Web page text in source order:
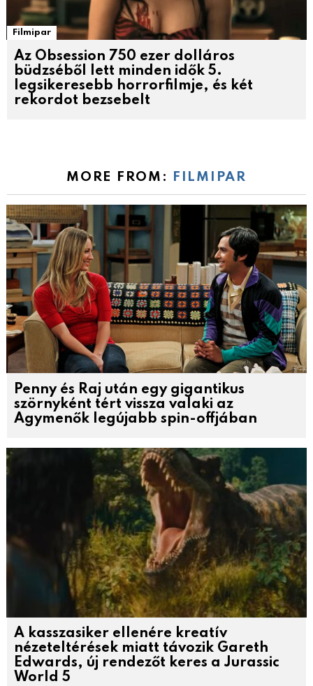
Filmipar
Az Obsession 750 ezer dolláros
büdzséből lett minden idők 5.
legsikeresebb horrorfilmje, és két
rekordot bezsebelt
MORE FROM: FILMIPAR
Penny és Raj után egy gigantikus
szörnyként tért vissza valaki az
Agymenők legújabb spin-offjában
A kasszasiker ellenére kreatív
nézeteltérések miatt távozik Gareth
Edwards, új rendezőt keres a Jurassic
World 5